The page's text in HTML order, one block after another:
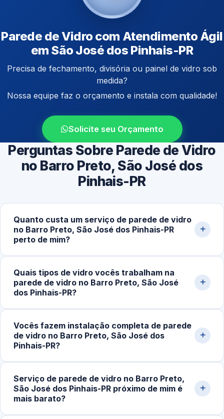
Parede de Vidro com Atendimento Ágil
em São José dos Pinhais-PR
Precisa de fechamento, divisória ou painel de vidro sob
medida?
Nossa equipe faz o orçamento e instala com qualidade!
Solicite seu Orçamento
Perguntas Sobre Parede de Vidro
no Barro Preto, São José dos
Pinhais-PR
Quanto custa um serviço de parede de vidro
no Barro Preto, São José dos Pinhais-PR
perto de mim?
estrutura e complexidade. Valores médios ficam entre
R$280,00 e R$1.200,00 por m², podendo mudar
WhatsApp.
Quais tipos de vidro vocês trabalham na
parede de vidro no Barro Preto, São José
dos Pinhais-PR?
jateado, refletivo e laminado, em espessuras de 8mm,
10mm e 12mm conforme a aplicação e o tamanho do
Vocês fazem instalação completa de parede
de vidro no Barro Preto, São José dos
Pinhais-PR?
vidro, incluindo painéis fixos, divisórias internas,
fechamentos panorâmicos e estruturas para banheiros.
Serviço de parede de vidro no Barro Preto,
São José dos Pinhais-PR próximo de mim é
mais barato?